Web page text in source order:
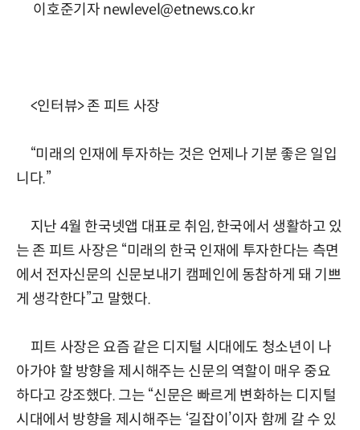
이호준기자 newlevel@etnews.co.kr
<인터뷰> 존 피트 사장
“미래의 인재에 투자하는 것은 언제나 기분 좋은 일입
니다.”
지난 4월 한국넷앱 대표로 취임, 한국에서 생활하고 있
는 존 피트 사장은 “미래의 한국 인재에 투자한다는 측면
에서 전자신문의 신문보내기 캠페인에 동참하게 돼 기쁘
게 생각한다”고 말했다.
피트 사장은 요즘 같은 디지털 시대에도 청소년이 나
아가야 할 방향을 제시해주는 신문의 역할이 매우 중요
하다고 강조했다. 그는 “신문은 빠르게 변화하는 디지털
시대에서 방향을 제시해주는 ‘길잡이’이자 함께 갈 수 있